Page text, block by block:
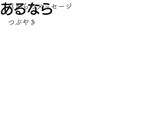
月からのメッセージ
つぶやき
あるなら